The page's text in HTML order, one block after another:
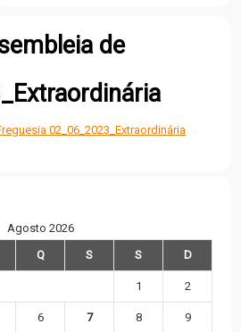
de
02_06_2023_Extraordinária
Agosto 2026
Q S S D
1 2
6 7 8 9